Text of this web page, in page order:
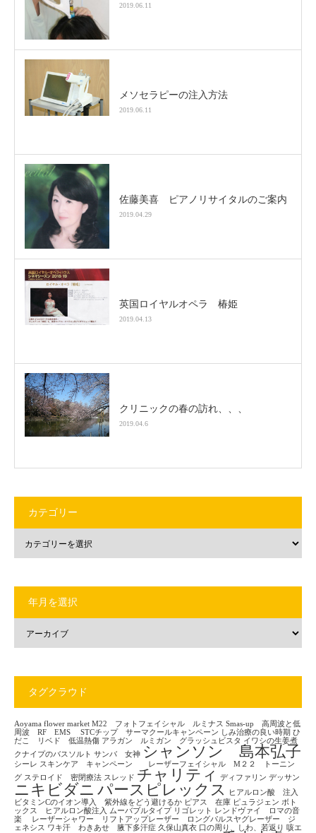
2019.06.11
メソセラピーの注入方法
2019.06.11
佐藤美喜 ピアノリサイタルのご案内
2019.04.29
英国ロイヤルオペラ 椿姫
2019.04.13
クリニックの春の訪れ、、、
2019.04.6
カテゴリー
年月を選択
タグクラウド
Aoyama flower market M22 フォトフェイシャル ルミナス Smas-up 高周波と低
周波 RF EMS
STCチップ サーマクールキャンペーン しみ治療の良い時期 ひ
だこ リベド 低温熱傷 アラガン ルミガン グラッシュビスタ イワシの生姜煮
クナイプのバスソルト サンバ 女神 シャンソン 島本弘子
シーレ スキンケア キャンペーン レーザーフェイシャル M２２ トーニン
グ ステロイド 密閉療法 スレッド チャリティ ディファリン デッサン
ニキビダニ パースピレックス
ヒアルロン酸 注入
ビタミンCのイオン導入 紫外線をどう避けるか ピアス 在庫 ピュラジェン ボト
ックス ヒアルロン酸注入
ムーバブルタイプ リゴレット レンドヴァイ ロマの音
楽
レーザーシャワー リフトアップレーザー ロングパルスヤグレーザー ジ
ェネシス ワキ汗 わきあせ 腋下多汗症 久保山真衣 口の周り、しわ、若返り 咳エ